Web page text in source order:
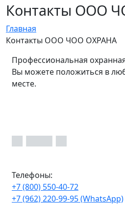
Контакты ООО
Главная
Контакты ООО ЧОО ОХРАНА
Профессиональная
Вы можете положиться в
месте.
Телефоны:
+7 (800) 550-40-72
+7 (962) 220-99-95 (WhatsApp)